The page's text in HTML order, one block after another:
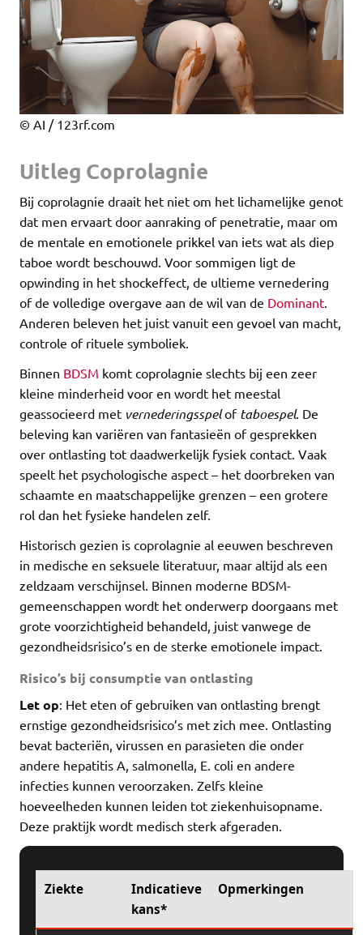
© AI / 123rf.com
Uitleg Coprolagnie
Bij coprolagnie draait het niet om het lichamelijke genot
dat men ervaart door aanraking of penetratie, maar om
de mentale en emotionele prikkel van iets wat als diep
taboe wordt beschouwd. Voor sommigen ligt de
opwinding in het shockeffect, de ultieme vernedering
of de volledige overgave aan de wil van de Dominant
Anderen beleven het juist vanuit een gevoel van macht,
controle of rituele symboliek.
Binnen BDSM komt coprolagnie slechts bij een zeer
kleine minderheid voor en wordt het meestal
geassocieerd met vernederingsspelof taboespel. De
beleving kan variëren van fantasieën of gesprekken
over ontlasting tot daadwerkelijk fysiek contact. Vaak
speelt het psychologische aspect – het doorbreken van
schaamte en maatschappelijke grenzen – een grotere
rol dan het fysieke handelen zelf.
Historisch gezien is coprolagnie al eeuwen beschreven
in medische en seksuele literatuur, maar altijd als een
zeldzaam verschijnsel. Binnen moderne BDSM-
gemeenschappen wordt het onderwerp doorgaans met
grote voorzichtigheid behandeld, juist vanwege de
gezondheidsrisico’s en de sterke emotionele impact.
Risico’s bij consumptie van ontlasting
Let op: Het eten of gebruiken van ontlasting brengt
ernstige gezondheidsrisico’s met zich mee. Ontlasting
bevat bacteriën, virussen en parasieten die onder
andere hepatitis A, salmonella, E. coli en andere
infecties kunnen veroorzaken. Zelfs kleine
hoeveelheden kunnen leiden tot ziekenhuisopname.
Deze praktijk wordt medisch sterk afgeraden.
Ziekte
Indicatieve
kans*
Opmerkingen